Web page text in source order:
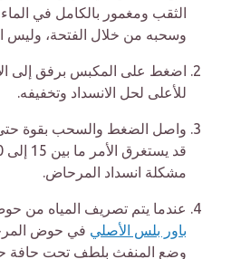
الثقب ومغمور بالكامل في
وسحبه من خلال الفتحة، وليس
اضغط على المكبس برفق إلى
للأعلى لحل الانسداد وتخفيفه.
واصل الضغط والسحب بقوة حتى
مشكلة انسداد المرحاض.
عندما يتم تصريف المياه من
باور بلس الأصلي في حوض
وضع المنفث بلطف تحت